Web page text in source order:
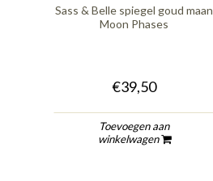
Sass & Belle spiegel goud maan
Moon Phases
€39,50
Toevoegen aan
winkelwagen